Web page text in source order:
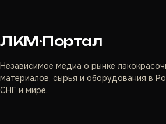
ЛКМ·Портал
Независимое медиа о рынке
материалов, сырья и оборудования в
СНГ и мире.